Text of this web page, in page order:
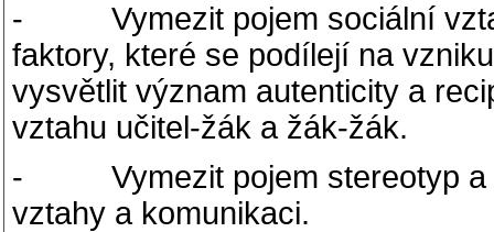
- Vymezit pojem sociální
faktory, které se podílejí na
vysvětlit význam autenticity a
vztahu učitel-žák a žák-žák.
- Vymezit pojem stereotyp a
vztahy a komunikaci.